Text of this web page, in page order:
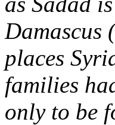
Damascus
places
families
only to be